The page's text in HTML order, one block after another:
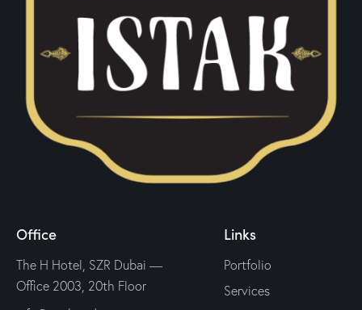
Office
The H Hotel, SZR Dubai —
Office 2003, 20th Floor
Links
Portfolio
Services